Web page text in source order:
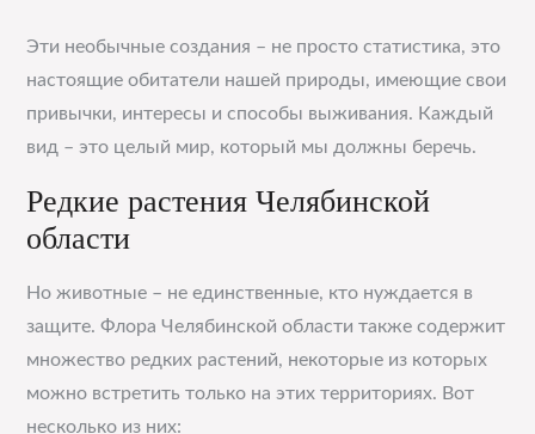
Эти необычные создания – не просто статистика, это
настоящие обитатели нашей природы, имеющие свои
привычки, интересы и способы выживания. Каждый
вид – это целый мир, который мы должны беречь.
Редкие растения Челябинской
области
Но животные – не единственные, кто нуждается в
защите. Флора Челябинской области также содержит
множество редких растений, некоторые из которых
можно встретить только на этих территориях. Вот
несколько из них: